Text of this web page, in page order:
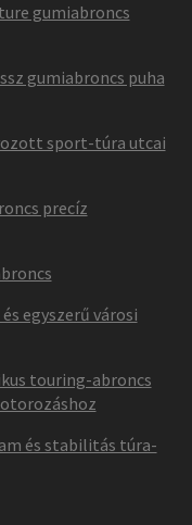
gumiabroncs
gumiabroncs puha
sport-túra utcai
precíz
egyszerű városi
touring-abroncs
és stabilitás túra-